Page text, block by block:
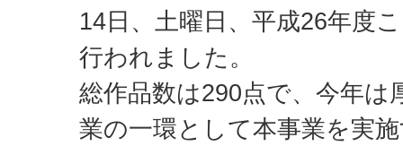
14日、土曜日、平成26年度
行われました。
総作品数は290点で、今年は
業の一環として本事業を実